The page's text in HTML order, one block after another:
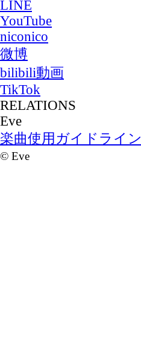
LINE
YouTube
niconico
微博
bilibili動画
TikTok
RELATIONS
Eve
楽曲使用ガイドライン
© Eve